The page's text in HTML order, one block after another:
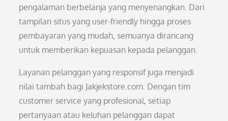
pengalaman berbelanja yang menyenangkan. Dari
tampilan situs yang user-friendly hingga proses
pembayaran yang mudah, semuanya dirancang
untuk memberikan kepuasan kepada pelanggan.
Layanan pelanggan yang responsif juga menjadi
nilai tambah bagi Jakjekstore.com. Dengan tim
customer service yang profesional, setiap
pertanyaan atau keluhan pelanggan dapat